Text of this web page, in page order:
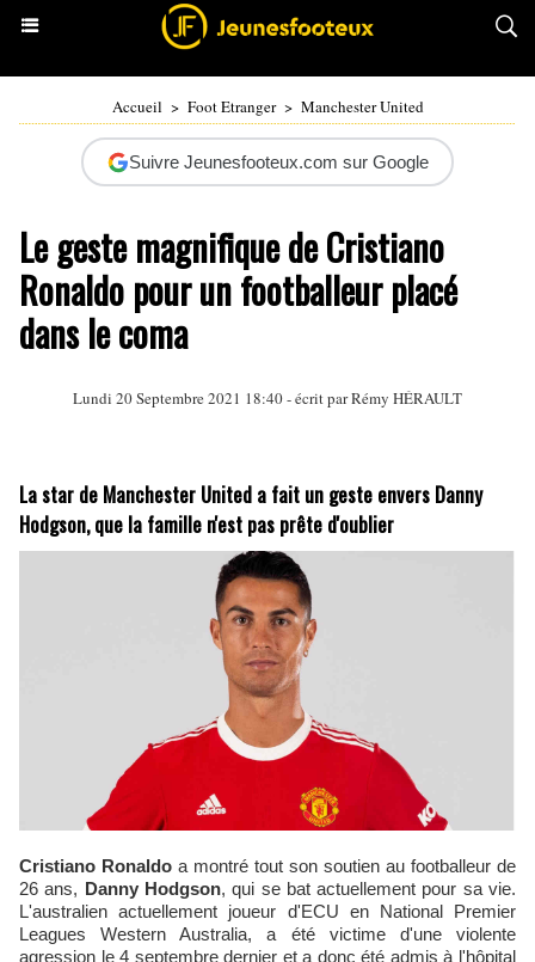
Accueil > Foot Etranger > Manchester United
Suivre Jeunesfooteux.com sur Google
Le geste magnifique de Cristiano
Ronaldo pour un footballeur placé
dans le coma
Lundi 20 Septembre 2021 18:40 - écrit parRémy HÉRAULT
La star de Manchester United a fait un geste envers Danny
Hodgson, que la famille n'est pas prête d'oublier
Cristiano Ronaldo a montré tout son soutien au footballeur de
26 ans, Danny Hodgson, qui se bat actuellement pour sa vie.
L'australien actuellement joueur d'ECU en National Premier
Leagues Western Australia, a été victime d'une violente
agression le 4 septembre dernier et a donc été admis à l'hôpital